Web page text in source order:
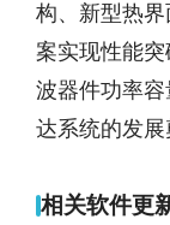
构、新型热
案实现性能
波器件功率
达系统的发展
相关软件更